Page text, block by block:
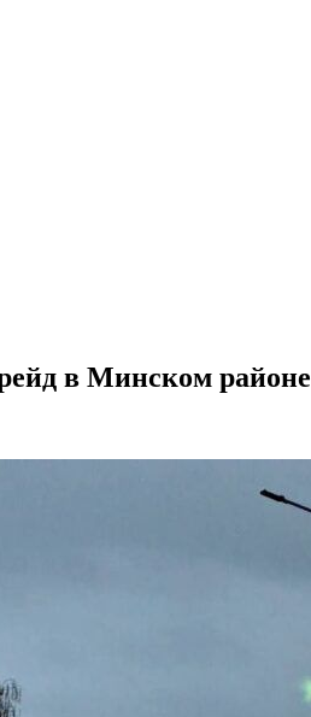
в Минском районе